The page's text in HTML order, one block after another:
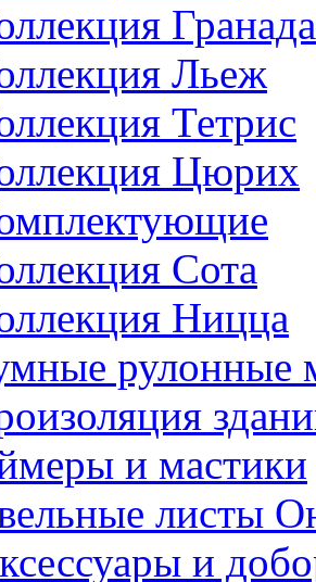
Гранада
Льеж
Тетрис
Цюрих
Сота
Ницца
рулонные
и мастики
листы
и